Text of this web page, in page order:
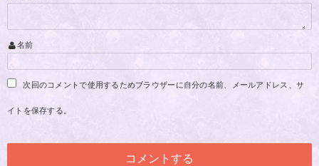
名前
次回のコメントで使用するためブラウザーに自分の名前、メールアドレス、サ
イトを保存する。